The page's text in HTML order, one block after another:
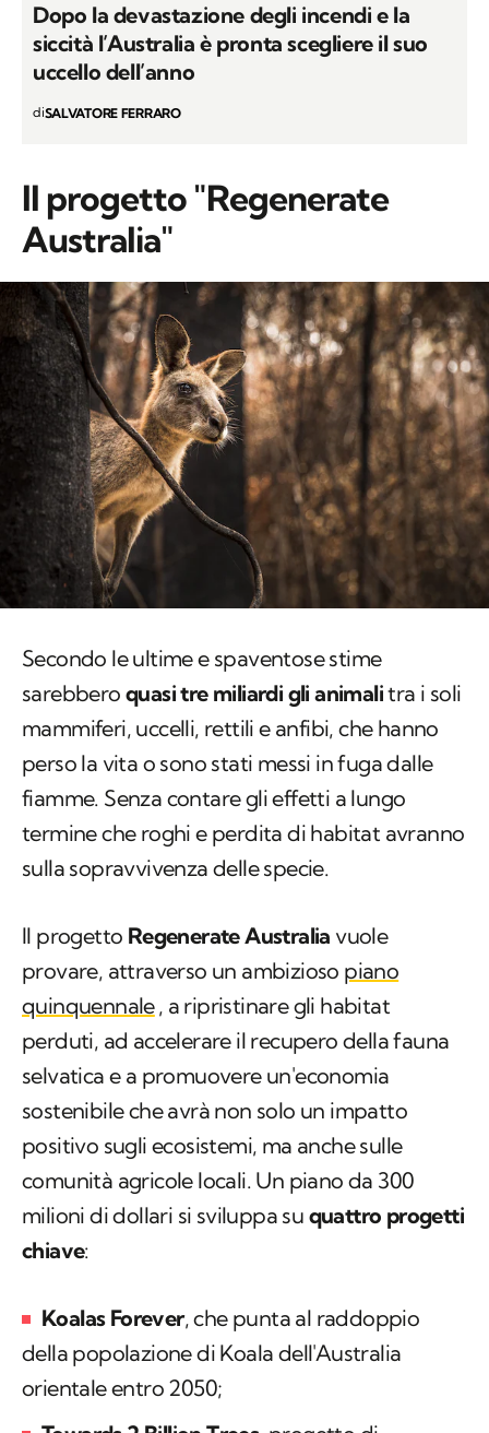
Dopo la devastazione degli incendi e la
siccità l’Australia è pronta scegliere il suo
uccello dell’anno
diSALVATORE FERRARO
Il progetto "Regenerate
Australia"
Secondo le ultime e spaventose stime
sarebberoquasi tre miliardi gli animalitra i soli
mammiferi, uccelli, rettili e anfibi, che hanno
perso la vita o sono stati messi in fuga dalle
fiamme. Senza contare gli effetti a lungo
termine che roghi e perdita di habitat avranno
sulla sopravvivenza delle specie.
Il progetto Regenerate Australia vuole
provare, attraverso un ambizioso piano
quinquennale, a ripristinare gli habitat
perduti, ad accelerare il recupero della fauna
selvatica e a promuovere un'economia
sostenibile che avrà non solo un impatto
positivo sugli ecosistemi, ma anche sulle
comunità agricole locali. Un piano da 300
milioni di dollari si sviluppa su quattro progetti
chiave:
Koalas Forever, che punta al raddoppio
della popolazione di Koala dell'Australia
orientale entro 2050;